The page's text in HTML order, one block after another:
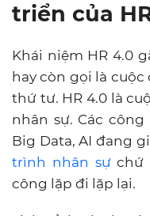
triển của
Khái niệm HR 4.0
hay còn gọi là
thứ tư. HR 4.0 là
nhân sự. Các
Big Data, AI đang
trình nhân sựchứ
công lặp đi lặp lại.